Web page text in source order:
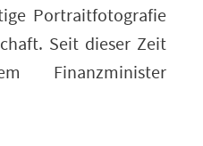
Portraitfotografie
Seit dieser Zeit
Finanzminister
zum Projekt